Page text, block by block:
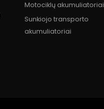
Motociklų akumuliatoriai
Sunkiojo transporto
akumuliatoriai